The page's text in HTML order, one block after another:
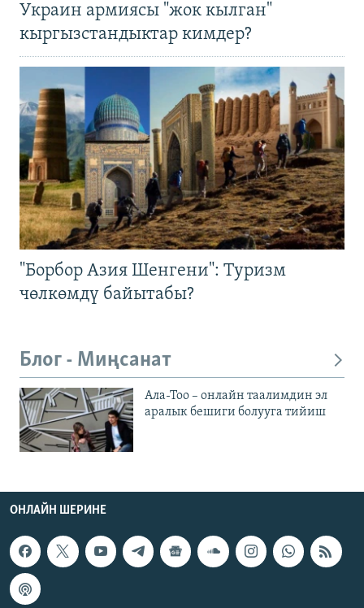
Украин армиясы "жок кылган"
кыргызстандыктар кимдер?
"Борбор Азия Шенгени": Туризм
чөлкөмдү байытабы?
Блог - Миңсанат
Ала-Тоо – онлайн таалимдин эл
аралык бешиги болууга тийиш
ОНЛАЙН ШЕРИНЕ